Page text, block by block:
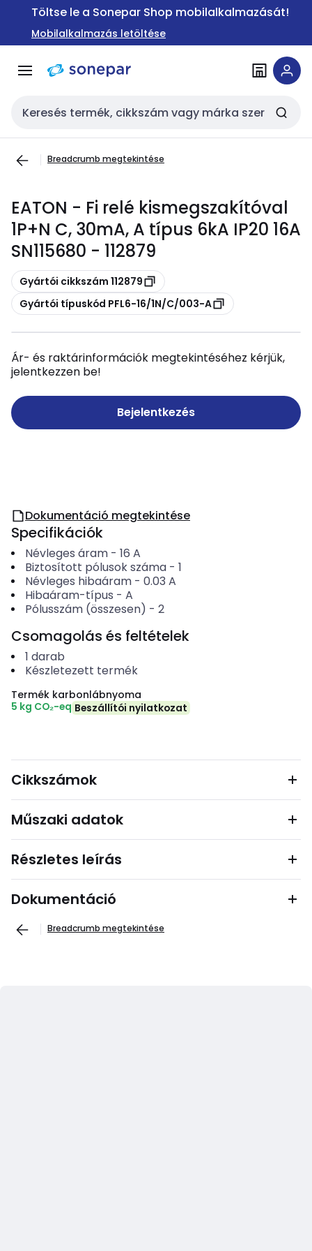
Ugrás a
Ugrás a
tartalomra
Töltse le a Sonepar Shop mobilalkalmazását!
Mobilalkalmazás letöltése
Keresési bemenet
Breadcrumb megtekintése
EATON - Fi relé kismegszakítóval
1P+N C, 30mA, A típus 6kA IP20 16A
SN115680 - 112879
Másolás
Gyártói cikkszám 112879
Másolás
Gyártói típuskód PFL6-16/1N/C/003-A
Ár- és raktárinformációk megtekintéséhez kérjük,
jelentkezzen be!
Bejelentkezés
Dokumentáció megtekintése
Specifikációk
Névleges áram- 16 A
Biztosított pólusok száma- 1
Névleges hibaáram- 0.03 A
Hibaáram-típus - A
Pólusszám (összesen) - 2
Csomagolás és feltételek
1 darab
Készletezett termék
Termék karbonlábnyoma
5 kg CO₂-eq Beszállítói nyilatkozat
Cikkszámok
Műszaki adatok
Részletes leírás
Dokumentáció
Breadcrumb megtekintése